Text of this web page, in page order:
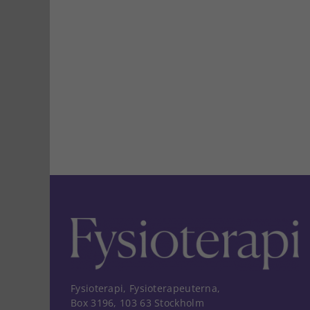
Fysioterapi, Fysioterapeuterna,
Box 3196, 103 63 Stockholm